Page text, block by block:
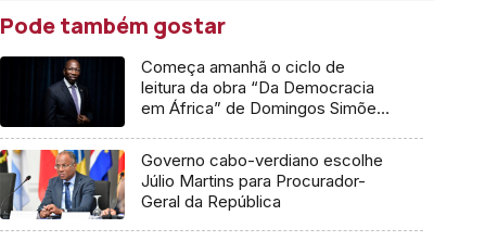
Pode também gostar
Começa amanhã o ciclo de
leitura da obra “Da Democracia
em África” de Domingos Simões
Governo cabo-verdiano escolhe
Júlio Martins para Procurador-
Geral da República